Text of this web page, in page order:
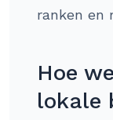
ranken en
Hoe
lokale